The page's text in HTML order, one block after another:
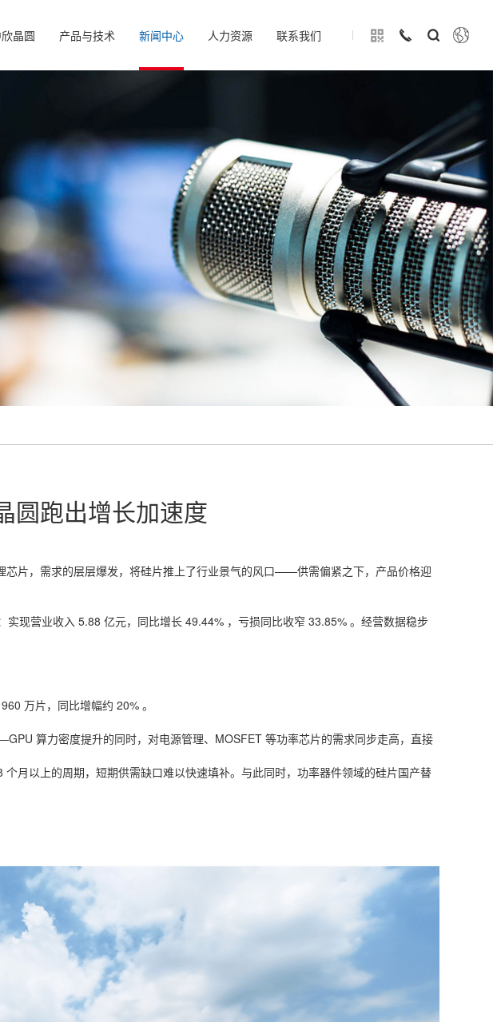
晶圆 产品与技术 新闻中心 人力资源 联系我们
圆跑出增长加速度
片，需求的层层爆发，将硅片推上了行业景气的风口——供需偏紧之下，产品价格迎
现营业收入 5.88 亿元，同比增长 49.44% ，亏损同比收窄 33.85% 。经营数据稳步
万片，同比增幅约 20% 。
算力密度提升的同时，对电源管理、MOSFET 等功率芯片的需求同步走高，直接
月以上的周期，短期供需缺口难以快速填补。与此同时，功率器件领域的硅片国产替